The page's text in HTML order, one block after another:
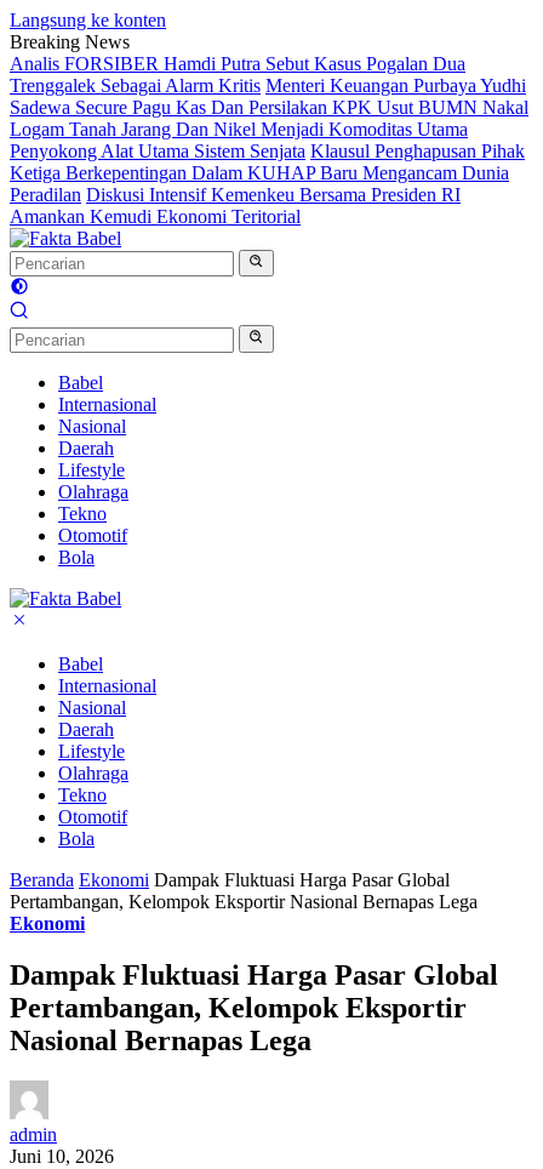
Langsung ke konten
Breaking News
Analis FORSIBER Hamdi Putra Sebut Kasus Pogalan Dua
Trenggalek Sebagai Alarm Kritis Menteri Keuangan Purbaya Yudhi
Sadewa Secure Pagu Kas Dan Persilakan KPK Usut BUMN Nakal
Logam Tanah Jarang Dan Nikel Menjadi Komoditas Utama
Penyokong Alat Utama Sistem Senjata Klausul Penghapusan Pihak
Ketiga Berkepentingan Dalam KUHAP Baru Mengancam Dunia
Peradilan Diskusi Intensif Kemenkeu Bersama Presiden RI
Amankan Kemudi Ekonomi Teritorial
Babel
Internasional
Nasional
Daerah
Lifestyle
Olahraga
Tekno
Otomotif
Bola
Babel
Internasional
Nasional
Daerah
Lifestyle
Olahraga
Tekno
Otomotif
Bola
Beranda Ekonomi Dampak Fluktuasi Harga Pasar Global
Pertambangan, Kelompok Eksportir Nasional Bernapas Lega
Ekonomi
Dampak Fluktuasi Harga Pasar Global
Pertambangan, Kelompok Eksportir
Nasional Bernapas Lega
admin
Juni 10, 2026